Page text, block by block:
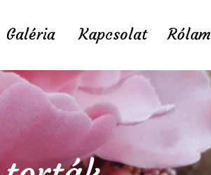
Galéria Kapcsolat Rólam